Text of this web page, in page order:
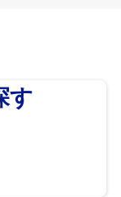
す